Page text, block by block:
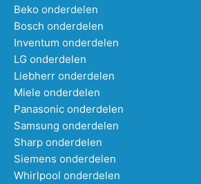
Beko onderdelen
Bosch onderdelen
Inventum onderdelen
LG onderdelen
Liebherr onderdelen
Miele onderdelen
Panasonic onderdelen
Samsung onderdelen
Sharp onderdelen
Siemens onderdelen
Whirlpool onderdelen